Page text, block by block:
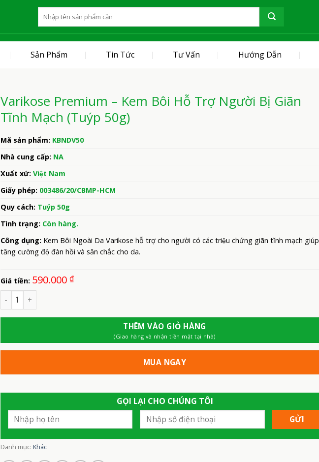
Sản Phẩm Tin Tức Tư Vấn Hướng Dẫn
Varikose Premium – Kem Bôi Hỗ Trợ Người Bị Giãn
Tĩnh Mạch (Tuýp 50g)
Mã sản phẩm: KBNDV50
Nhà cung cấp: NA
Xuất xứ: Việt Nam
Giấy phép: 003486/20/CBMP-HCM
Quy cách: Tuýp 50g
Tình trạng: Còn hàng.
Công dụng: Kem Bôi Ngoài Da Varikose hỗ trợ cho người có các triệu chứng giãn tĩnh mạch giúp
tăng cường độ đàn hồi và săn chắc cho da.
Giá tiền: 590.000 ₫
Số lượng
THÊM VÀO GIỎ HÀNG
(Giao hàng và nhận tiền mặt tại nhà)
MUA NGAY
GỌI LẠI CHO CHÚNG TÔI
Danh mục: Khác